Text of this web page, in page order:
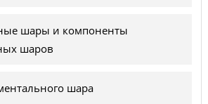
шары и компоненты
шаров
шара